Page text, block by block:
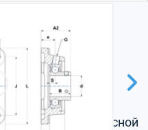
радиальный корпусной